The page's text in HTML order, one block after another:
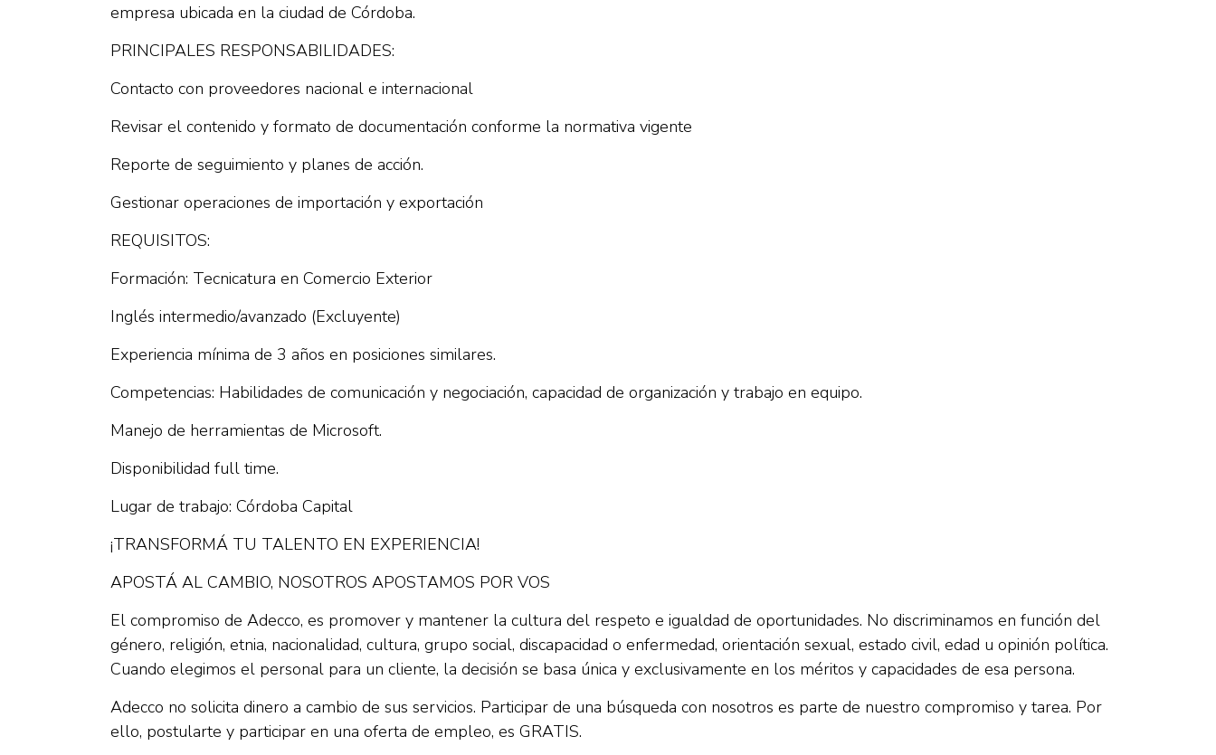
empresa ubicada en la ciudad de Córdoba.
PRINCIPALES RESPONSABILIDADES:
Contacto con proveedores nacional e internacional
Revisar el contenido y formato de documentación conforme la normativa vigente
Reporte de seguimiento y planes de acción.
Gestionar operaciones de importación y exportación
REQUISITOS:
Formación: Tecnicatura en Comercio Exterior
Inglés intermedio/avanzado (Excluyente)
Experiencia mínima de 3 años en posiciones similares.
Competencias: Habilidades de comunicación y negociación, capacidad de organización y trabajo en equipo.
Manejo de herramientas de Microsoft.
Disponibilidad full time.
Lugar de trabajo: Córdoba Capital
¡TRANSFORMÁ TU TALENTO EN EXPERIENCIA!
APOSTÁ AL CAMBIO, NOSOTROS APOSTAMOS POR VOS
El compromiso de Adecco, es promover y mantener la cultura del respeto e igualdad de oportunidades. No discriminamos en función del
género, religión, etnia, nacionalidad, cultura, grupo social, discapacidad o enfermedad, orientación sexual, estado civil, edad u opinión política.
Cuando elegimos el personal para un cliente, la decisión se basa única y exclusivamente en los méritos y capacidades de esa persona.
Adecco no solicita dinero a cambio de sus servicios. Participar de una búsqueda con nosotros es parte de nuestro compromiso y tarea. Por
ello, postularte y participar en una oferta de empleo, es GRATIS.